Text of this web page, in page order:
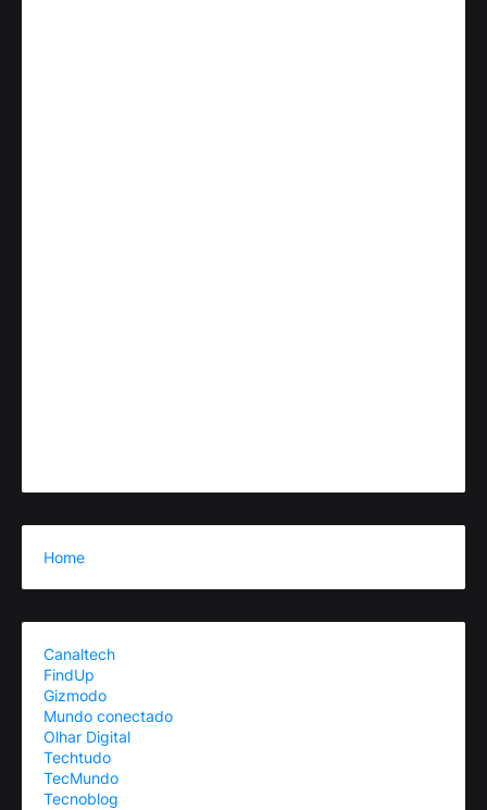
Home
Canaltech
FindUp
Gizmodo
Mundo conectado
Olhar Digital
Techtudo
TecMundo
Tecnoblog